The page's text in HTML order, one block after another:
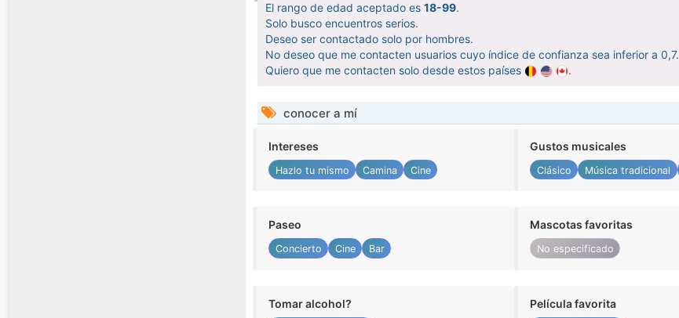
El rango de edad aceptado es 18-99.
Solo busco encuentros serios.
Deseo ser contactado solo por hombres.
No deseo que me contacten usuarios cuyo índice de confianza sea inferior a 0,7.
Quiero que me contacten solo desde estos países
.
conocer a mí
Intereses
Hazlo tu mismo Camina Cine
Gustos musicales
Clásico Música tradicional
Paseo
Concierto Cine Bar
Mascotas favoritas
No especificado
Tomar alcohol? Película favorita